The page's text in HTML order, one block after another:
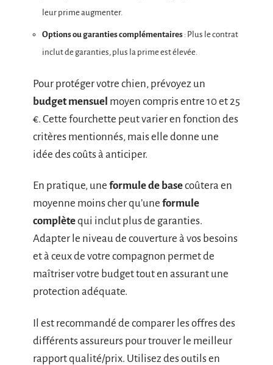
leur prime augmenter.
Options ou garanties complémentaires : Plus le contrat
inclut de garanties, plus la prime est élevée.
Pour protéger votre chien, prévoyez un
budget mensuel moyen compris entre 10 et 25
€. Cette fourchette peut varier en fonction des
critères mentionnés, mais elle donne une
idée des coûts à anticiper.
En pratique, une formule de basecoûtera en
moyenne moins cher qu’une formule
complètequi inclut plus de garanties.
Adapter le niveau de couverture à vos besoins
et à ceux de votre compagnon permet de
maîtriser votre budget tout en assurant une
protection adéquate.
Il est recommandé de comparer les offres des
différents assureurs pour trouver le meilleur
rapport qualité/prix. Utilisez des outils en